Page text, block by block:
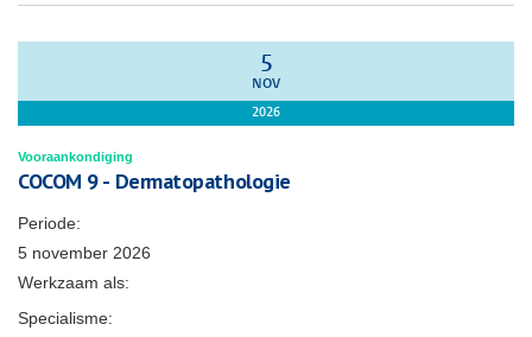
5
NOV
2026
Vooraankondiging
COCOM 9 - Dermatopathologie
Periode:
5 november 2026
Werkzaam als:
Specialisme: